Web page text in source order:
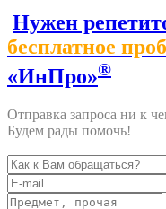
Нужен
бесплатное
«ИнПро»®
Отправка запроса ни к
Будем рады помочь!